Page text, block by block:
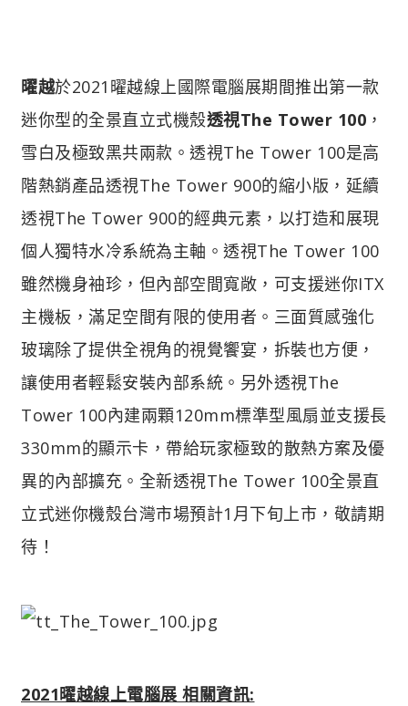
曜越於2021曜越線上國際電腦展期間推出第一款
迷你型的全景直立式機殼透視The Tower 100 ，
雪白及極致黑共兩款。透視The Tower 100是高
階熱銷產品透視The Tower 900的縮小版，延續
透視The Tower 900的經典元素，以打造和展現
個人獨特水冷系統為主軸。透視The Tower 100
雖然機身袖珍，但內部空間寬敞，可支援迷你ITX
主機板，滿足空間有限的使用者。三面質感強化
玻璃除了提供全視角的視覺饗宴，拆裝也方便，
讓使用者輕鬆安裝內部系統。另外透視The
Tower 100內建兩顆120mm標準型風扇並支援長
330mm的顯示卡，帶給玩家極致的散熱方案及優
異的內部擴充。全新透視The Tower 100全景直
立式迷你機殼台灣市場預計1月下旬上市，敬請期
待！
2021曜越線上電腦展 相關資訊: